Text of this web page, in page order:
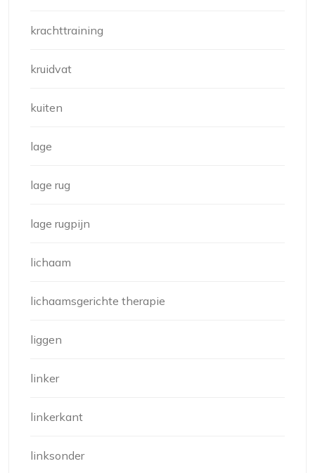
krachttraining
kruidvat
kuiten
lage
lage rug
lage rugpijn
lichaam
lichaamsgerichte therapie
liggen
linker
linkerkant
linksonder